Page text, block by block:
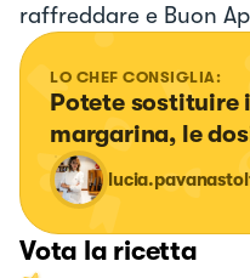
raffreddare e Buon
LO CHEF CONSIGLIA:
Potete sostituire
margarina, le
Vota la ricetta